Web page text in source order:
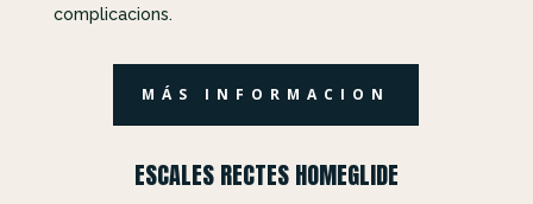
complicacions.
MÁS INFORMACION
ESCALES RECTES HOMEGLIDE